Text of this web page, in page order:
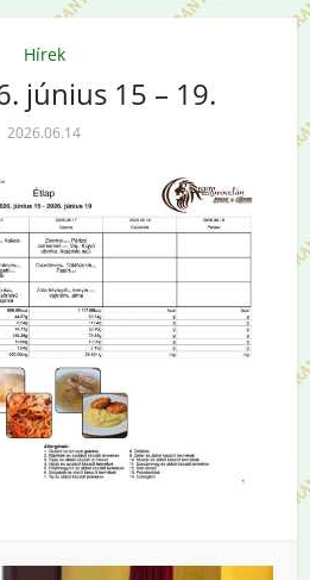
Hírek
június 15 – 19.
2026.06.14